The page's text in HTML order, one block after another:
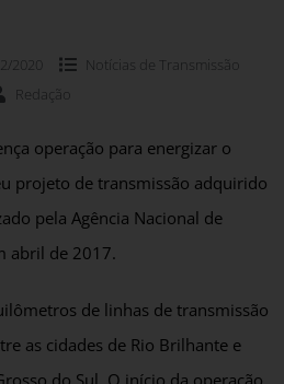
2020 Notícias de
Transmissão
Redação
operação para energizar o
projeto de transmissão adquirido
pela Agência Nacional de
abril de 2017.
de linhas de transmissão
as cidades de Rio Brilhante e